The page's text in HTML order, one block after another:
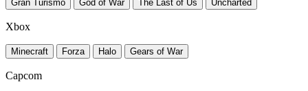
Gran Turismo God of War The Last of Us Uncharted
Xbox
Minecraft Forza Halo Gears of War
Capcom